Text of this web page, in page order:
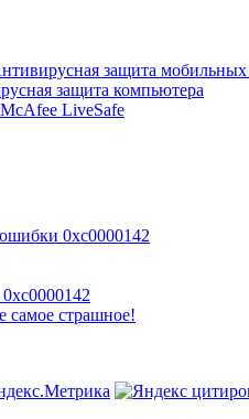
защита мобильных
защита компьютера
LiveSafe
0xc0000142
самое страшное!